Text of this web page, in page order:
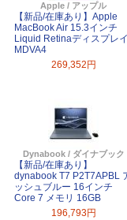
Apple / アップル
【新品/在庫あり】Apple
MacBook Air 15.3インチ
Liquid Retinaディスプレ
MDVA4
269,352円
Dynabook / ダイナブック
【新品/在庫あり】
dynabook T7 P2T7APBL
ッシュブルー 16インチ
Core 7 メモリ 16GB
196,793円